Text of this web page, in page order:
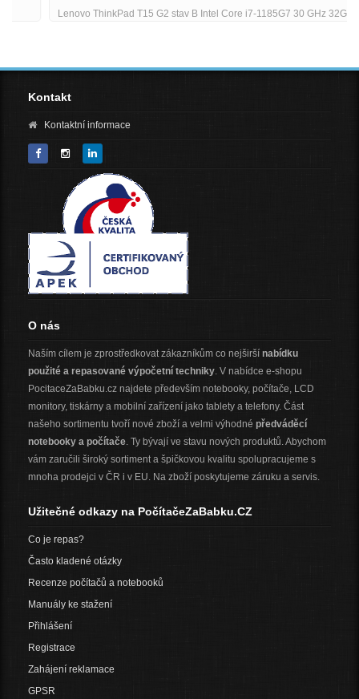
Lenovo ThinkPad T15 G2 stav B Intel Core i7-1185G7 30 GHz 32GB
Kontakt
Kontaktní informace
O nás
Naším cílem je zprostředkovat zákazníkům co nejširší nabídku
použité a repasované výpočetní techniky. V nabídce e-shopu
PocitaceZaBabku.cz najdete především notebooky, počítače, LCD
monitory, tiskárny a mobilní zařízení jako tablety a telefony. Část
našeho sortimentu tvoří nové zboží a velmi výhodné předváděcí
notebooky a počítače. Ty bývají ve stavu nových produktů. Abychom
vám zaručili široký sortiment a špičkovou kvalitu spolupracujeme s
mnoha prodejci v ČR i v EU. Na zboží poskytujeme záruku a servis.
Užitečné odkazy na PočítačeZaBabku.CZ
Co je repas?
Často kladené otázky
Recenze počítačů a notebooků
Manuály ke stažení
Přihlášení
Registrace
Zahájení reklamace
GPSR